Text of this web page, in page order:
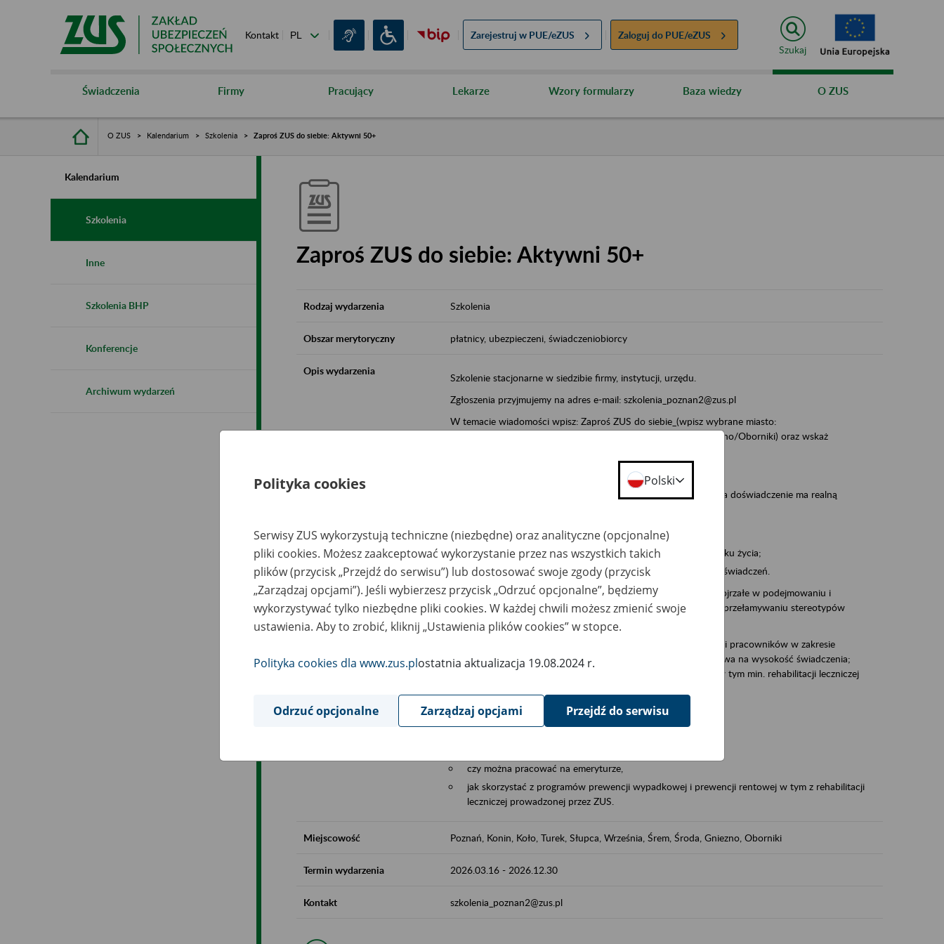
Kontakt Zarejestruj w PUE/eZUS Zaloguj do PUE/eZUS
Szukaj
Świadczenia Firmy Pracujący Lekarze Wzory formularzy Baza wiedzy O ZUS
O ZUS Kalendarium Szkolenia Zaproś ZUS do siebie: Aktywni 50+
Kalendarium
Szkolenia
Inne
Szkolenia BHP
Konferencje
Archiwum wydarzeń
Zaproś ZUS do siebie: Aktywni 50+
Rodzaj wydarzenia Szkolenia
Obszar merytoryczny płatnicy, ubezpieczeni, świadczeniobiorcy
Opis wydarzenia
Szkolenie stacjonarne w siedzibie firmy, instytucji, urzędu.
Zgłoszenia przyjmujemy na adres e-mail: szkolenia_poznan2@zus.pl
W temacie wiadomości wpisz: Zaproś ZUS do siebie_(wpisz wybrane miasto:
Poznań/Konin/Koło/Turek/Słupca/Września/Śrem/Środa/Gniezno/Oborniki) oraz wskaż
Aktywni 50+ to inicjatywa, która pokazuje, że wiek jest atutem, a doświadczenie ma realną
Program ten to:
promocja aktywności zawodowej osób po pięćdziesiątym roku życia;
zachęcanie do świadomego planowania kariery i przyszłych świadczeń.
ZUS przez działania informacyjne i edukacyjne wspiera osoby dojrzałe w podejmowaniu i
kontynuowaniu aktywności zawodowej, dbaniu o zdrowie oraz przełamywaniu stereotypów
związanych z wiekiem.
Aktywni 50+ to współpraca ZUS z organizacjami pracodawców i pracowników w zakresie
edukowania nt. systemu emerytalnego w Polsce – tego co wpływa na wysokość świadczenia;
działań z obszaru prewencji wypadkowej i prewencji rentowej w tym min. rehabilitacji leczniczej
W ramach inicjatywy Aktywni 50+, ZUS edukuje:
czy można pracować na emeryturze,
jak skorzystać z programów prewencji wypadkowej i prewencji rentowej w tym z rehabilitacji
leczniczej prowadzonej przez ZUS.
Miejscowość Poznań, Konin, Koło, Turek, Słupca, Września, Śrem, Środa, Gniezno, Oborniki
Termin wydarzenia 2026.03.16 - 2026.12.30
Kontakt szkolenia_poznan2@zus.pl
Polityka cookies Polski
Serwisy ZUS wykorzystują techniczne (niezbędne) oraz analityczne (opcjonalne)
pliki cookies. Możesz zaakceptować wykorzystanie przez nas wszystkich takich
plików (przycisk „Przejdź do serwisu”) lub dostosować swoje zgody (przycisk
„Zarządzaj opcjami”). Jeśli wybierzesz przycisk „Odrzuć opcjonalne”, będziemy
wykorzystywać tylko niezbędne pliki cookies. W każdej chwili możesz zmienić swoje
ustawienia. Aby to zrobić, kliknij „Ustawienia plików cookies” w stopce.
Polityka cookies dla www.zus.plostatnia aktualizacja 19.08.2024 r.
Odrzuć opcjonalne Zarządzaj opcjami Przejdź do serwisu